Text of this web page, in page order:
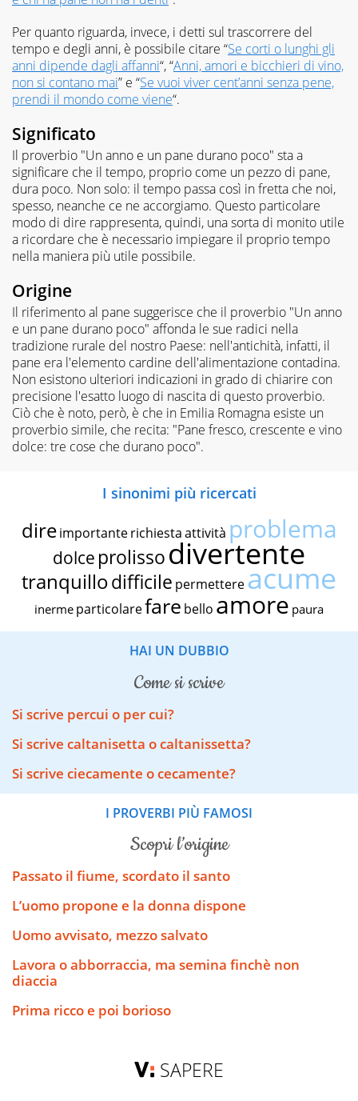
Per quanto riguarda, invece, i detti sul trascorrere del
tempo e degli anni, è possibile citare “Se corti o lunghi gli
anni dipende dagli affanni“, “Anni, amori e bicchieri di vino,
non si contano mai” e “Se vuoi viver cent’anni senza pene,
prendi il mondo come viene“.
Significato
Il proverbio "Un anno e un pane durano poco" sta a
significare che il tempo, proprio come un pezzo di pane,
dura poco. Non solo: il tempo passa così in fretta che noi,
spesso, neanche ce ne accorgiamo. Questo particolare
modo di dire rappresenta, quindi, una sorta di monito utile
a ricordare che è necessario impiegare il proprio tempo
nella maniera più utile possibile.
Origine
Il riferimento al pane suggerisce che il proverbio "Un anno
e un pane durano poco" affonda le sue radici nella
tradizione rurale del nostro Paese: nell'antichità, infatti, il
pane era l'elemento cardine dell'alimentazione contadina.
Non esistono ulteriori indicazioni in grado di chiarire con
precisione l'esatto luogo di nascita di questo proverbio.
Ciò che è noto, però, è che in Emilia Romagna esiste un
proverbio simile, che recita: "Pane fresco, crescente e vino
dolce: tre cose che durano poco".
I sinonimi più ricercati
dire importante richiestaattività problema
dolce prolissodivertente
tranquillodifficile permettereacume
inerme particolarefare bello amore paura
HAI UN DUBBIO
come si scrive
Si scrive percui o per cui?
Si scrive caltanisetta o caltanissetta?
Si scrive ciecamente o cecamente?
I PROVERBI PIÙ FAMOSI
scopri l’origine
Passato il fiume, scordato il santo
L’uomo propone e la donna dispone
Uomo avvisato, mezzo salvato
Lavora o abborraccia, ma semina finchè non
diaccia
Prima ricco e poi borioso
SAPERE